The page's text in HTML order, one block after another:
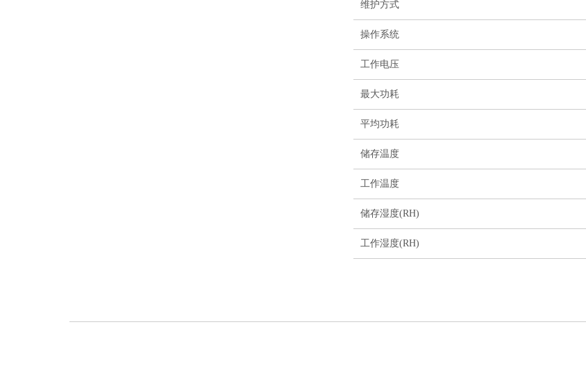
维护方式
操作系统
工作电压
最大功耗
平均功耗
储存温度
工作温度
储存湿度(RH)
工作湿度(RH)